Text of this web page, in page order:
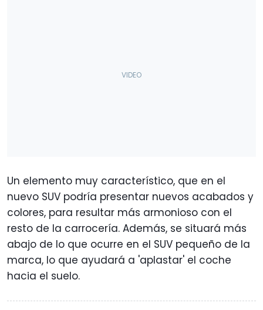
Un elemento muy característico, que en el
nuevo SUV podría presentar nuevos acabados y
colores, para resultar más armonioso con el
resto de la carrocería. Además, se situará más
abajo de lo que ocurre en el SUV pequeño de la
marca, lo que ayudará a 'aplastar' el coche
hacia el suelo.